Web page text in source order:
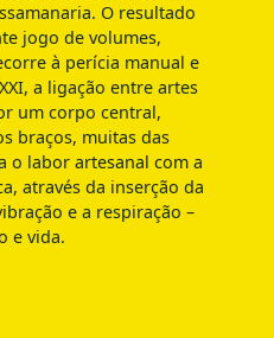
O resultado
jogo de volumes,
à perícia manual e
a ligação entre artes
um corpo central,
braços, muitas das
o labor artesanal com a
através da inserção da
e a respiração –
e vida.